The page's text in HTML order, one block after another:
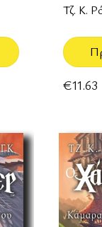
Τζ. Κ.
€11.63